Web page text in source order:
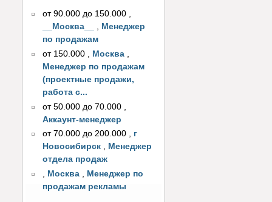
от 90.000 до 150.000 ,
__Москва__
, Менеджер
по продажам
от 150.000
Москва
Менеджер по продажам
(проектные продажи,
работа с...
от 50.000 до 70.000
Аккаунт-менеджер
от 70.000 до 200.000 , г
Новосибирск , Менеджер
отдела продаж
, Москва , Менеджер по
продажам рекламы